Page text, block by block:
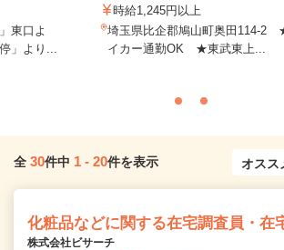
東口よ
」より...
時給1,245円以上
埼玉県比企郡鳩山町奥田114-2
イカー通勤OK ★東武東上...
全 30件中 1 - 20件を表示
化粧品などに関する在宅調査員・在
株式会社ビサーチ